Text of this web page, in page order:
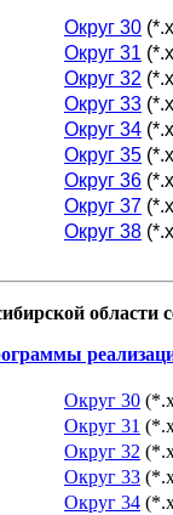
Округ 30
Округ 31
Округ 32
Округ 33
Округ 34
Округ 35
Округ 36
Округ 37
Округ 38
области
Округ 30
Округ 31
Округ 32
Округ 33
Округ 34